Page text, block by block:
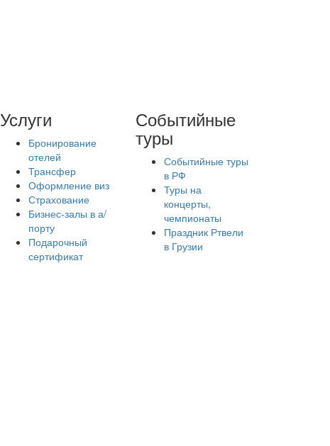
Услуги
Бронирование
отелей
Трансфер
Оформление виз
Страхование
Бизнес-залы в а/
порту
Подарочный
сертификат
Событийные
туры
Событийные туры
в РФ
Туры на
концерты,
чемпионаты
Праздник Ртвели
в Грузии